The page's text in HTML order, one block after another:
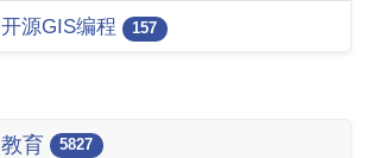
开源GIS编程 157
教育 5827